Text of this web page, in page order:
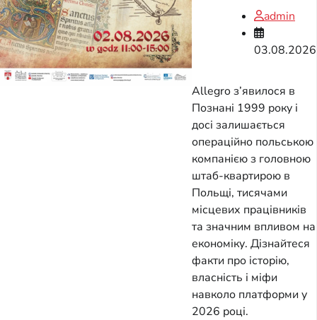
admin
03.08.2026
Allegro з’явилося в
Познані 1999 року і
досі залишається
операційно польською
компанією з головною
штаб-квартирою в
Польщі, тисячами
місцевих працівників
та значним впливом на
економіку. Дізнайтеся
факти про історію,
власність і міфи
навколо платформи у
2026 році.